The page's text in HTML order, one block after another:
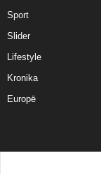
Sport
Slider
Lifestyle
Kronika
Europë